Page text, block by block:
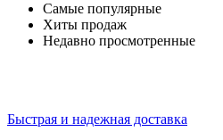
Самые популярные
Хиты продаж
Недавно просмотренные
Быстрая и надежная доставка